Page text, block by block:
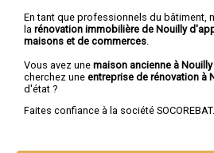
En tant que professionnels du bâtiment,
la rénovation immobilière de Nouilly
maisons et de commerces
Vous avez une maison ancienne à
cherchez une entreprise de rénovation à
d'état ?
Faites confiance à la société SOCOREBAT.